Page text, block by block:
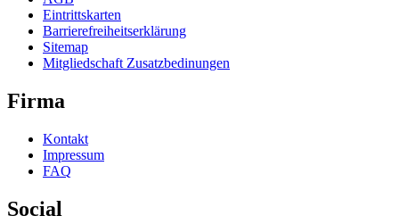
Eintrittskarten
Barrierefreiheitserklärung
Sitemap
Mitgliedschaft Zusatzbedinungen
Firma
Kontakt
Impressum
FAQ
Social